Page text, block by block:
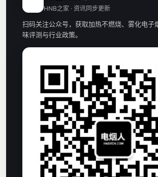
HNB之家 · 资讯同步更新
扫码关注公众号，获取加热不燃烧、雾化电子
味评测与行业政策。